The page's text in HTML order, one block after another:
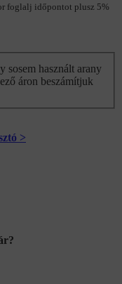
foglalj időpontot plusz 5%
sosem használt arany
áron beszámítjuk
>